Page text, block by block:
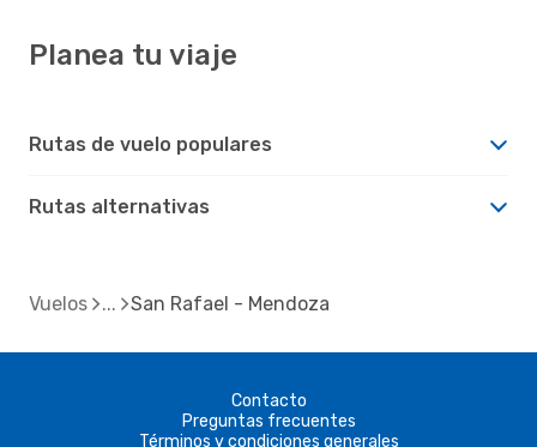
Planea tu viaje
Rutas de vuelo populares
Rutas alternativas
Vuelos San Rafael - Mendoza
Contacto
Preguntas frecuentes
Términos y condiciones generales